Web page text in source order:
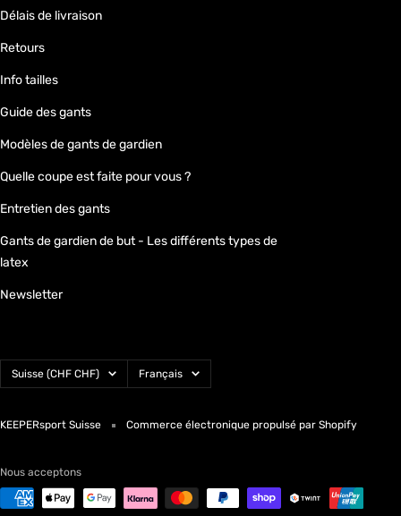
Délais de livraison
Retours
Info tailles
Guide des gants
Modèles de gants de gardien
Quelle coupe est faite pour vous ?
Entretien des gants
Gants de gardien de but - Les différents types de
latex
Newsletter
Pays/région
Suisse (CHF CHF) Langue
Français
KEEPERsport Suisse Commerce électronique propulsé par Shopify
Nous acceptons